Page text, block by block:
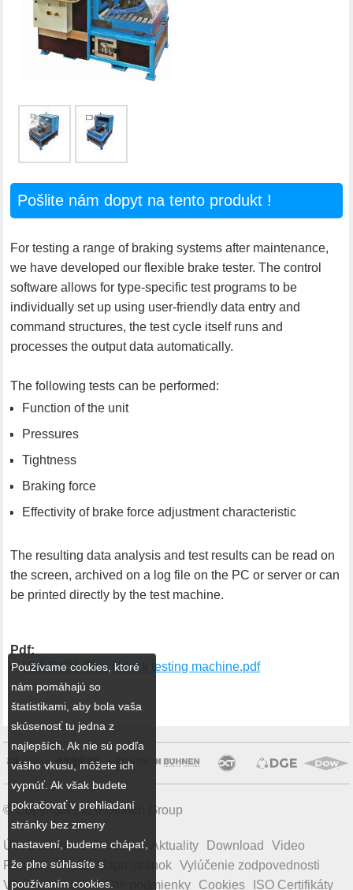
Pošlite nám dopyt na tento produkt !
For testing a range of braking systems after maintenance,
we have developed our flexible brake tester. The control
software allows for type-specific test programs to be
individually set up using user-friendly data entry and
command structures, the test cycle itself runs and
processes the output data automatically.
The following tests can be performed:
Function of the unit
Pressures
Tightness
Braking force
Effectivity of brake force adjustment characteristic
The resulting data analysis and test results can be read on
the screen, archived on a log file on the PC or server or can
be printed directly by the test machine.
Pdf:
ULBRICH Chockblock testing machine.pdf
© Copyright 2026 Ulbrich Group
Úvodná strana Produkty Aktuality Download
Video
Partneri
O nás Mapa stránok
Vylúčenie zodpovednosti
Všeobecné obchodné podmienky
Cookies ISO Certifikáty
Používame cookies, ktoré
nám pomáhajú so
štatistikami, aby bola vaša
skúsenosť tu jedna z
najlepších. Ak nie sú podľa
vášho vkusu, môžete ich
vypnúť. Ak však budete
pokračovať v prehliadaní
stránky bez zmeny
nastavení, budeme chápať,
že plne súhlasíte s
používaním cookies.